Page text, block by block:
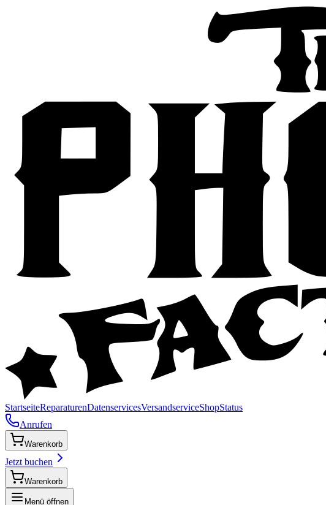
StartseiteReparaturenDatenservicesVersandserviceShopStatus
Anrufen
Warenkorb
Jetzt buchen
Warenkorb
Menü öffnen